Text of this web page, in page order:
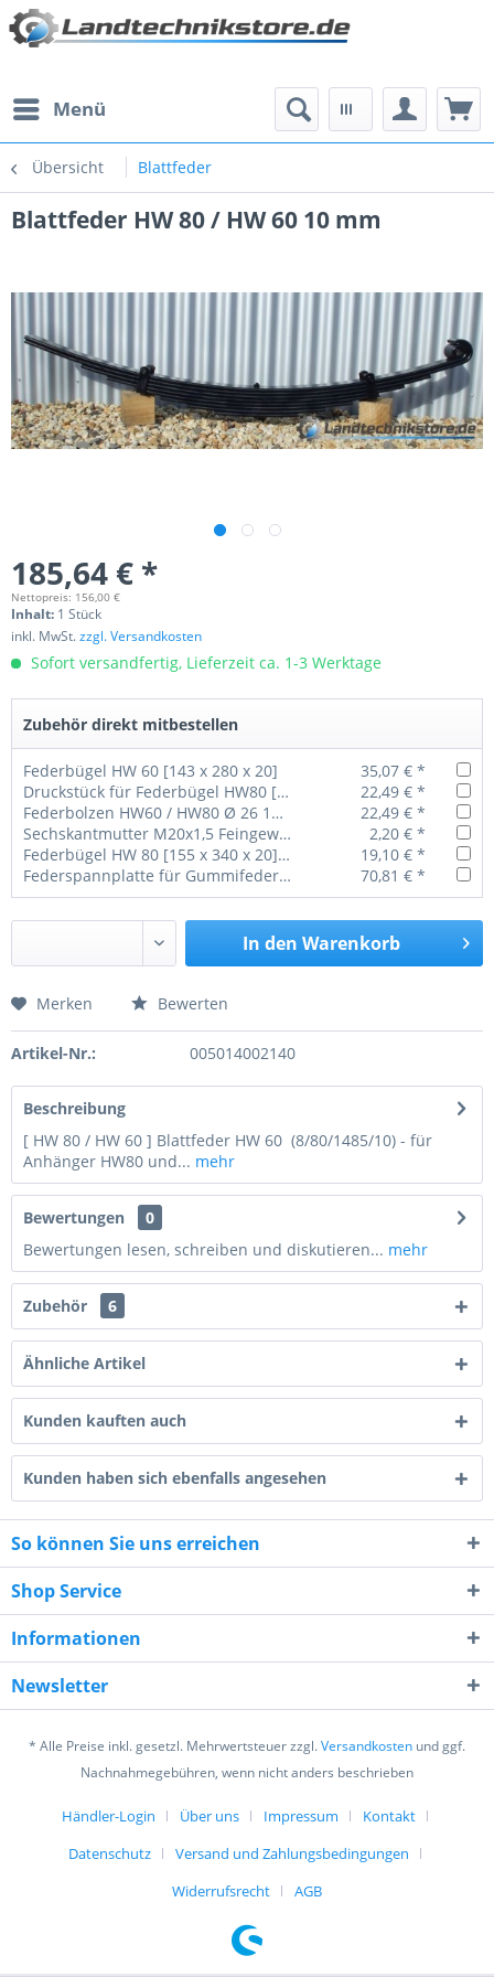
Menü
Übersicht Blattfeder
Blattfeder HW 80 / HW 60 10 mm
185,64 € *
Nettopreis: 156,00 €
Inhalt: 1 Stück
inkl. MwSt.zzgl. Versandkosten
Sofort versandfertig, Lieferzeit ca. 1-3 Werktage
Zubehör direkt mitbestellen
Federbügel HW 60 [143 x 280 x 20]
35,07 € *
Druckstück für Federbügel HW80 [Achsprofil 90 x 90] 14/002/300
22,49 € *
Federbolzen HW60 / HW80 Ø 26 120 mm komplett inkl. Federschuhbuchsen
22,49 € *
Sechskantmutter M20x1,5 Feingewinde DIN 934 Güte 10
2,20 € *
Federbügel HW 80 [155 x 340 x 20] für 10mm / 12mm Blattfeder
19,10 € *
Federspannplatte für Gummifeder GF 7 einfach HW 80
70,81 € *
In den Warenkorb
Preis anfragen
4 + 5 = ?
Ich habe die
verstanden und stimme zu. *
Mit * gekennzeichnete Felder sind Pflichtfelder.
Senden
Merken Bewerten
Artikel-Nr.: 005014002140
Beschreibung
[ HW 80 / HW 60 ] Blattfeder HW 60 (8/80/1485/10) - für
Anhänger HW80 und... mehr
Bewertungen
0
Bewertungen lesen, schreiben und diskutieren... mehr
Zubehör 6
Ähnliche Artikel
Kunden kauften auch
Kunden haben sich ebenfalls angesehen
So können Sie uns erreichen
Shop Service
Informationen
Newsletter
* Alle Preise inkl. gesetzl. Mehrwertsteuer zzgl.Versandkosten und ggf.
Nachnahmegebühren, wenn nicht anders beschrieben
Händler-Login Über uns Impressum
Kontakt
Datenschutz
Versand und Zahlungsbedingungen
Widerrufsrecht
AGB